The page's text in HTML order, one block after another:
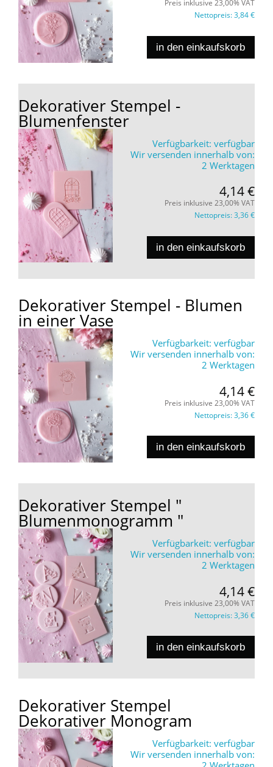
Preis inklusive 23,00% VAT
Nettopreis:3,84 €
in den einkaufskorb
Dekorativer Stempel -
Blumenfenster
Verfügbarkeit: verfügbar
Wir versenden innerhalb von:
2 Werktagen
4,14 €
Preis inklusive 23,00% VAT
Nettopreis:3,36 €
in den einkaufskorb
Dekorativer Stempel - Blumen
in einer Vase
Verfügbarkeit: verfügbar
Wir versenden innerhalb von:
2 Werktagen
4,14 €
Preis inklusive 23,00% VAT
Nettopreis:3,36 €
in den einkaufskorb
Dekorativer Stempel "
Blumenmonogramm "
Verfügbarkeit: verfügbar
Wir versenden innerhalb von:
2 Werktagen
4,14 €
Preis inklusive 23,00% VAT
Nettopreis:3,36 €
in den einkaufskorb
Dekorativer Stempel
Dekorativer Monogram
Verfügbarkeit: verfügbar
Wir versenden innerhalb von: